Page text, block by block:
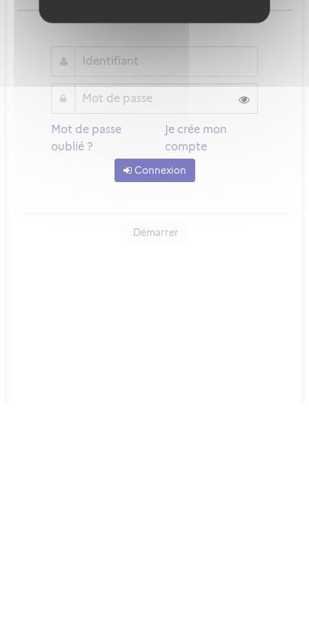
Mot de passe
oublié ?
Je crée mon
compte
Connexion
Démarrer